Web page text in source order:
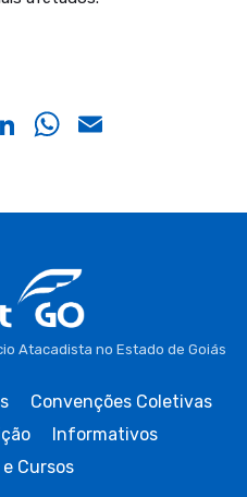
LinkedIn
WhatsApp
Atacadista no Estado de Goiás
Convenções Coletivas
Informativos
Cursos